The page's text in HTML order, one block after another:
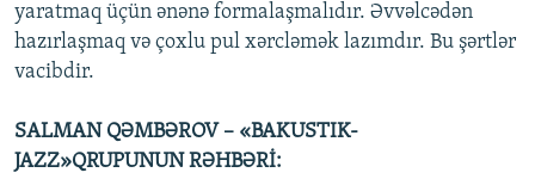
yaratmaq üçün ənənə formalaşmalıdır. Əvvəlcədən
hazırlaşmaq və çoxlu pul xərcləmək lazımdır. Bu şərtlər
vacibdir.
SALMAN QƏMBƏROV – «BAKUSTIK-
JAZZ»QRUPUNUN RƏHBƏRİ: